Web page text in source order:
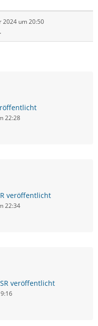
2024 um 20:50
22:28
veröffentlicht
22:34
veröffentlicht